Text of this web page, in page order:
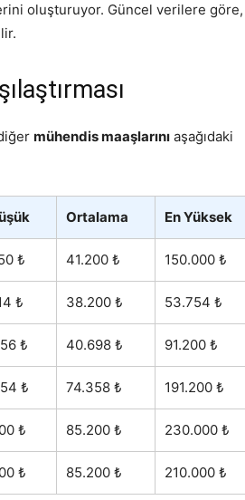
oluşturuyor. Güncel verilere göre,
mühendis maaşlarını aşağıdaki
Ortalama En Yüksek
₺ 41.200 ₺ 150.000 ₺
₺ 38.200 ₺ 53.754 ₺
₺ 40.698 ₺ 91.200 ₺
₺ 74.358 ₺ 191.200 ₺
₺ 85.200 ₺ 230.000 ₺
₺ 85.200 ₺ 210.000 ₺